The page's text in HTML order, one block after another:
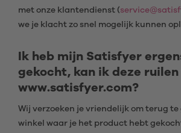
met onze klantendienst (
we je klacht zo snel mogelijk kunnen
Ik heb mijn Satisfyer
gekocht, kan ik deze ruilen
www.satisfyer.com?
Wij verzoeken je vriendelijk om terug
winkel waar je het product hebt